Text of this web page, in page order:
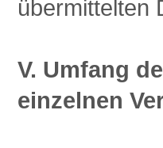
übermittelten
V. Umfang
einzelnen